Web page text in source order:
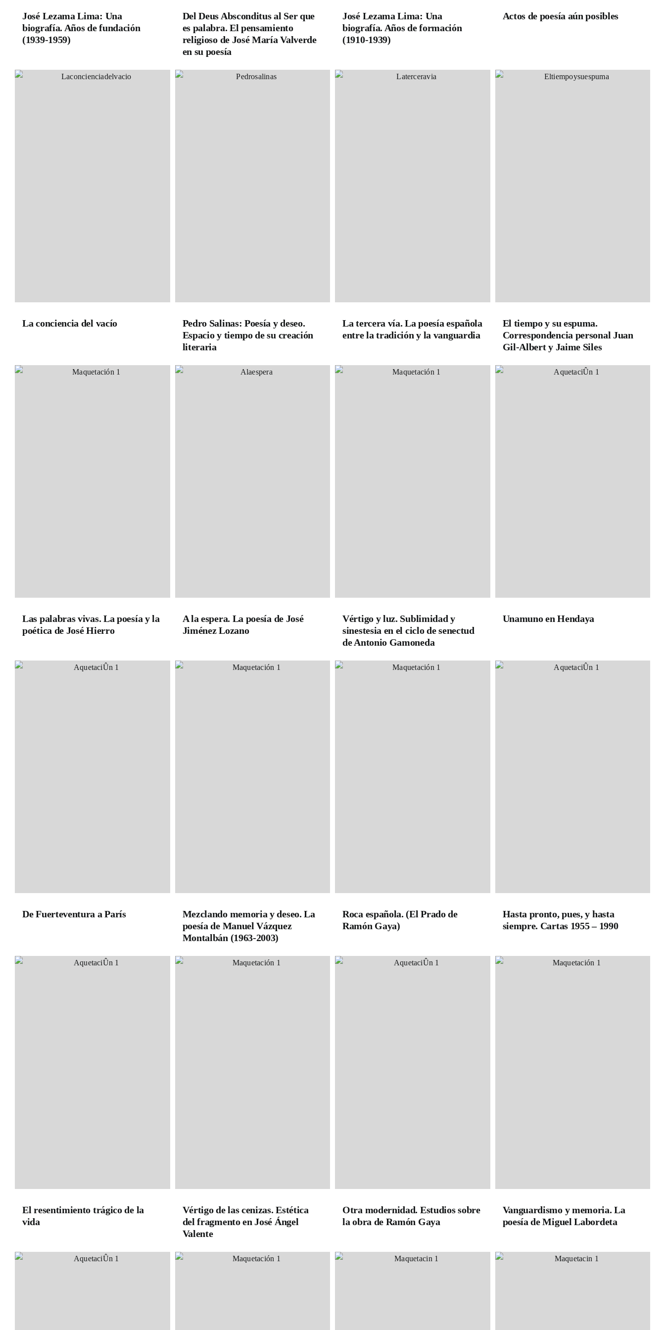
José Lezama Lima: Una
biografía. Años de fundación
(1939-1959)
Del Deus Absconditus al Ser que
es palabra. El pensamiento
religioso de José María Valverde
en su poesía
José Lezama Lima: Una
biografía. Años de formación
(1910-1939)
Actos de poesía aún posibles
La conciencia del vacío
Pedro Salinas: Poesía y deseo.
Espacio y tiempo de su creación
literaria
La tercera vía. La poesía española
entre la tradición y la vanguardia
El tiempo y su espuma.
Correspondencia personal Juan
Gil-Albert y Jaime Siles
Las palabras vivas. La poesía y la
poética de José Hierro
A la espera. La poesía de José
Jiménez Lozano
Vértigo y luz. Sublimidad y
sinestesia en el ciclo de senectud
de Antonio Gamoneda
Unamuno en Hendaya
De Fuerteventura a París
Mezclando memoria y deseo. La
poesía de Manuel Vázquez
Montalbán (1963-2003)
Roca española. (El Prado de
Ramón Gaya)
Hasta pronto, pues, y hasta
siempre. Cartas 1955 – 1990
El resentimiento trágico de la
vida
Vértigo de las cenizas. Estética
del fragmento en José Ángel
Valente
Otra modernidad. Estudios sobre
la obra de Ramón Gaya
Vanguardismo y memoria. La
poesía de Miguel Labordeta